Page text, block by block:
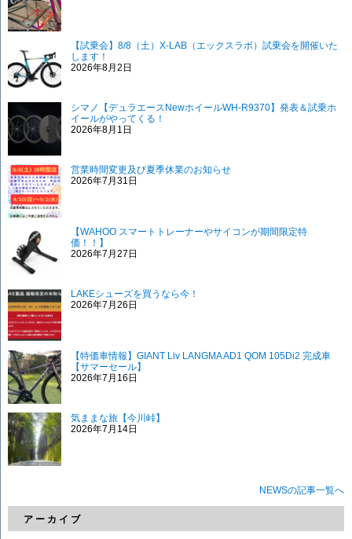
【試乗会】8/8（土）X-LAB（エックスラボ）試乗会を開催いた
します！
2026年8月2日
シマノ【デュラエースNewホイールWH-R9370】発表＆試乗ホ
イールがやってくる！
2026年8月1日
営業時間変更及び夏季休業のお知らせ
2026年7月31日
【WAHOO スマートトレーナーやサイコンが期間限定特
価！！】
2026年7月27日
LAKEシューズを買うなら今！
2026年7月26日
【特価車情報】GIANT Liv LANGMA AD1 QOM 105Di2 完成車
【サマーセール】
2026年7月16日
気ままな旅【今川峠】
2026年7月14日
NEWSの記事一覧へ
アーカイブ